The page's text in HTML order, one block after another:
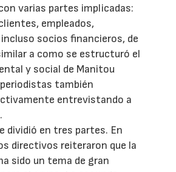
varias partes implicadas:
empleados,
socios financieros, de
a como se estructuró el
y social de Manitou
también
entrevistando a
dividió en tres partes. En
directivos reiteraron que la
sido un tema de gran